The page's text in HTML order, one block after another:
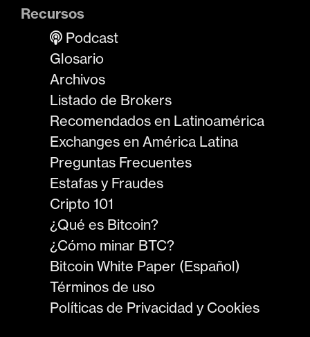
Recursos
Podcast
Glosario
Archivos
Listado de Brokers
Recomendados en Latinoamérica
Exchanges en América Latina
Preguntas Frecuentes
Estafas y Fraudes
Cripto 101
¿Qué es Bitcoin?
¿Cómo minar BTC?
Bitcoin White Paper (Español)
Términos de uso
Políticas de Privacidad y Cookies